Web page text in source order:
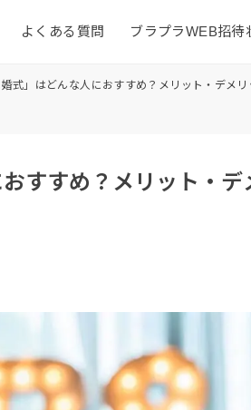
よくある質問 ブラプラWEB招待
婚式」はどんな人におすすめ？メリット・デメリ
すすめ？メリット・